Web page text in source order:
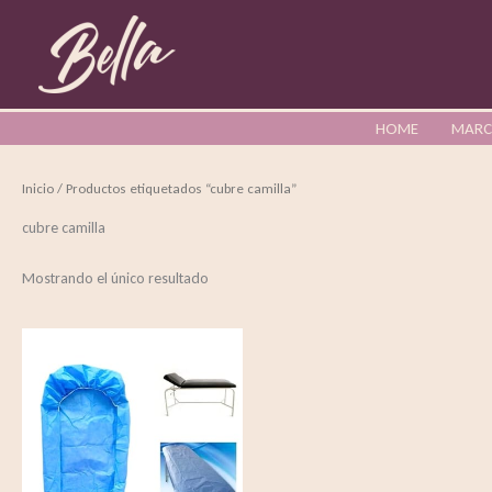
contenido
HOME
Inicio / Productos etiquetados “cubre camilla”
cubre camilla
Mostrando el único resultado